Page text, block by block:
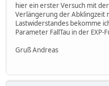
hier ein erster Versuch mit
Verlängerung der Abklingzeit
Lastwiderstandes bekomme
Parameter FallTau in der
Gruß Andreas